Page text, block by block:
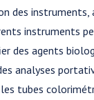
des instruments,
instruments
des agents
analyses
tubes